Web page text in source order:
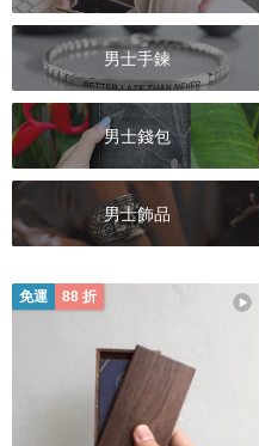
男士手鍊
男士錢包
男士飾品
免運 88 折